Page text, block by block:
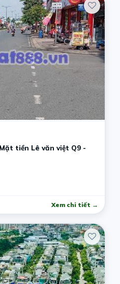
tiền Lê văn việt Q9 -
Xem chi tiết →